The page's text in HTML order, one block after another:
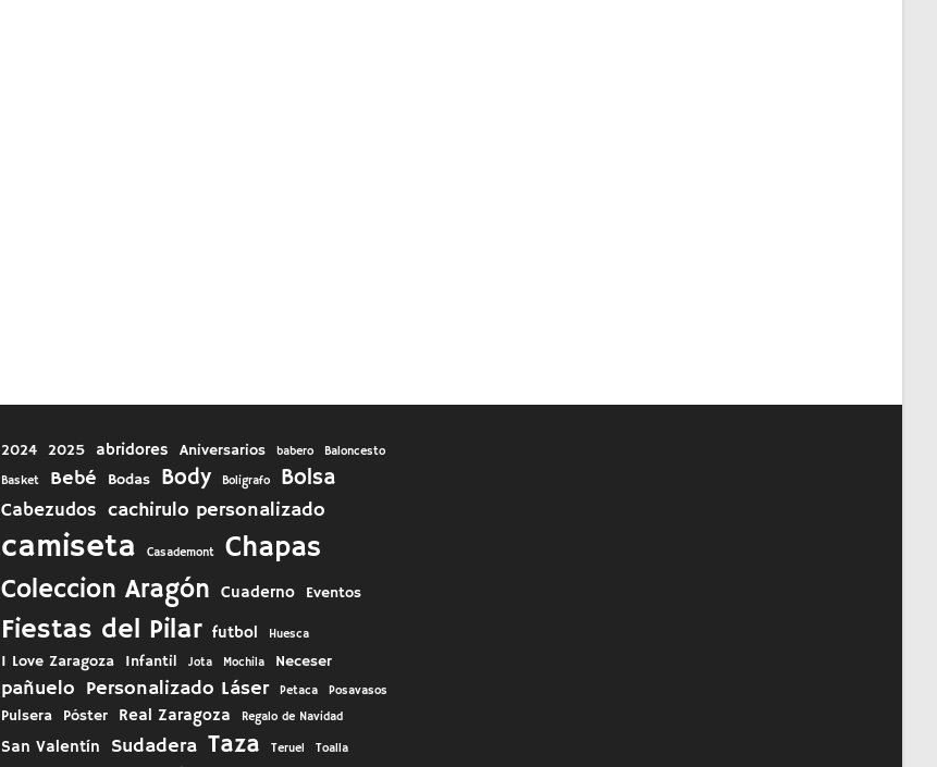
2024 2025 abridores Aniversarios babero
Baloncesto
Basket
Bebé Bodas Body Boligrafo Bolsa
Cabezudos cachirulo personalizado
camiseta Casademont Chapas
Coleccion Aragón Cuaderno Eventos
Fiestas del Pilar futbol Huesca
I Love Zaragoza Infantil Jota Mochila Neceser
pañuelo Personalizado Láser Petaca Posavasos
Pulsera Póster Real Zaragoza Regalo de Navidad
San Valentín Sudadera Taza Teruel Toalla